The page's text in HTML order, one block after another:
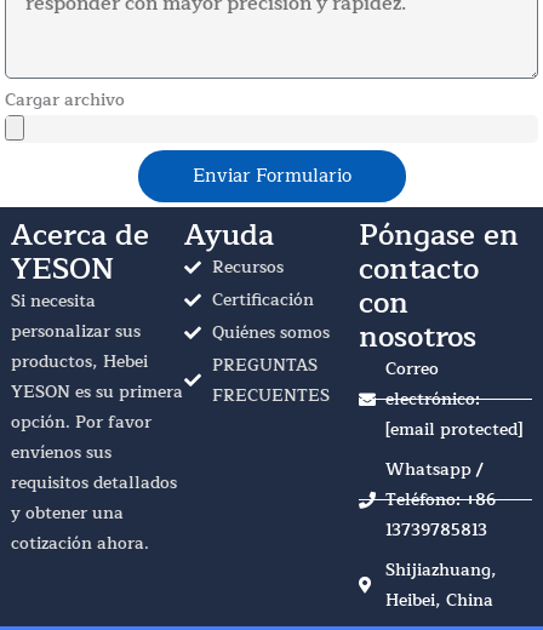
Cargar archivo
Enviar Formulario
Acerca de
YESON
Si necesita
personalizar sus
productos, Hebei
YESON es su primera
opción. Por favor
envíenos sus
requisitos detallados
y obtener una
cotización ahora.
Ayuda
Recursos
Certificación
Quiénes somos
PREGUNTAS
FRECUENTES
Póngase en
contacto
con
nosotros
Correo
electrónico:
[email protected]
Whatsapp /
Teléfono: +86
13739785813
Shijiazhuang,
Heibei, China